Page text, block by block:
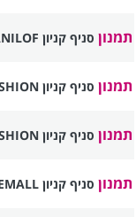
תמנון סניף קניון BIG FASHION DANILOF טבריה
תמנון סניף קניון BIG FASHION בית שמש
תמנון סניף קניון BIG FASHION נצרת
תמנון סניף קניון CINEMALL (סינמול)